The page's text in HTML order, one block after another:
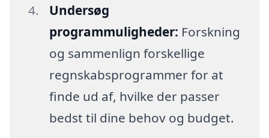
Undersøg
programmuligheder: Forskning
og sammenlign forskellige
regnskabsprogrammer for at
finde ud af, hvilke der passer
bedst til dine behov og budget.